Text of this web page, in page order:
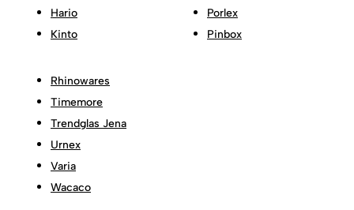
Hario
Kinto
Porlex
Pinbox
Rhinowares
Timemore
Trendglas Jena
Urnex
Varia
Wacaco